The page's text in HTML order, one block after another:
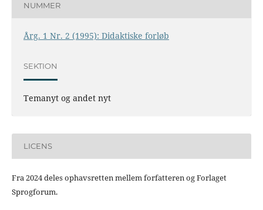
NUMMER
Årg. 1 Nr. 2 (1995): Didaktiske forløb
SEKTION
Temanyt og andet nyt
LICENS
Fra 2024 deles ophavsretten mellem forfatteren og Forlaget
Sprogforum.